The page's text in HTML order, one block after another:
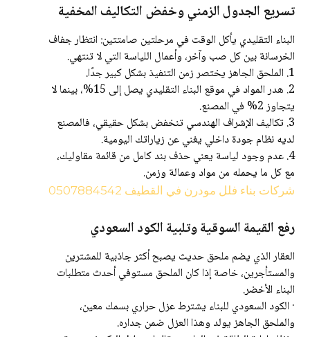
تسريع الجدول الزمني وخفض التكاليف المخفية
البناء التقليدي يأكل الوقت في مرحلتين صامتتين: انتظار جفاف
الخرسانة بين كل صب وآخر، وأعمال اللياسة التي لا تنتهي.
1. الملحق الجاهز يختصر زمن التنفيذ بشكل كبير جدًا.
2. هدر المواد في موقع البناء التقليدي يصل إلى 15%، بينما لا
يتجاوز 2% في المصنع.
3. تكاليف الإشراف الهندسي تنخفض بشكل حقيقي، فالمصنع
لديه نظام جودة داخلي يغني عن زياراتك اليومية.
4. عدم وجود لياسة يعني حذف بند كامل من قائمة مقاوليك،
مع كل ما يحمله من مواد وعمالة وزمن.
شركات بناء فلل مودرن في القطيف 0507884542
رفع القيمة السوقية وتلبية الكود السعودي
العقار الذي يضم ملحق حديث يصبح أكثر جاذبية للمشترين
والمستأجرين، خاصة إذا كان الملحق مستوفي أحدث متطلبات
البناء الأخضر.
· الكود السعودي للبناء يشترط عزل حراري بسمك معين،
والملحق الجاهز يولد وهذا العزل ضمن جداره.